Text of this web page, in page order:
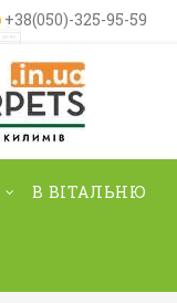
+38(050)-325-95-59
В ВІТАЛЬНЮ